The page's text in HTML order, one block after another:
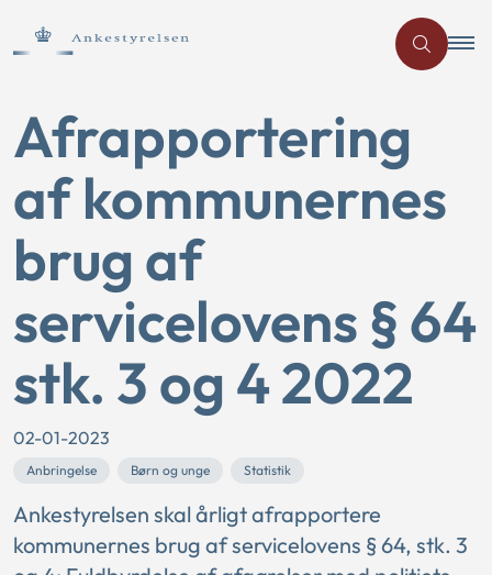
Afrapportering
af kommunernes
brug af
servicelovens § 64
stk. 3 og 4 2022
02-01-2023
Anbringelse Børn og unge Statistik
Ankestyrelsen skal årligt afrapportere
kommunernes brug af servicelovens § 64, stk. 3